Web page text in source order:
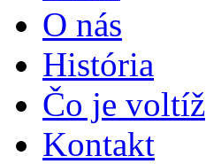
O nás
História
Čo je voltíž
Kontakt